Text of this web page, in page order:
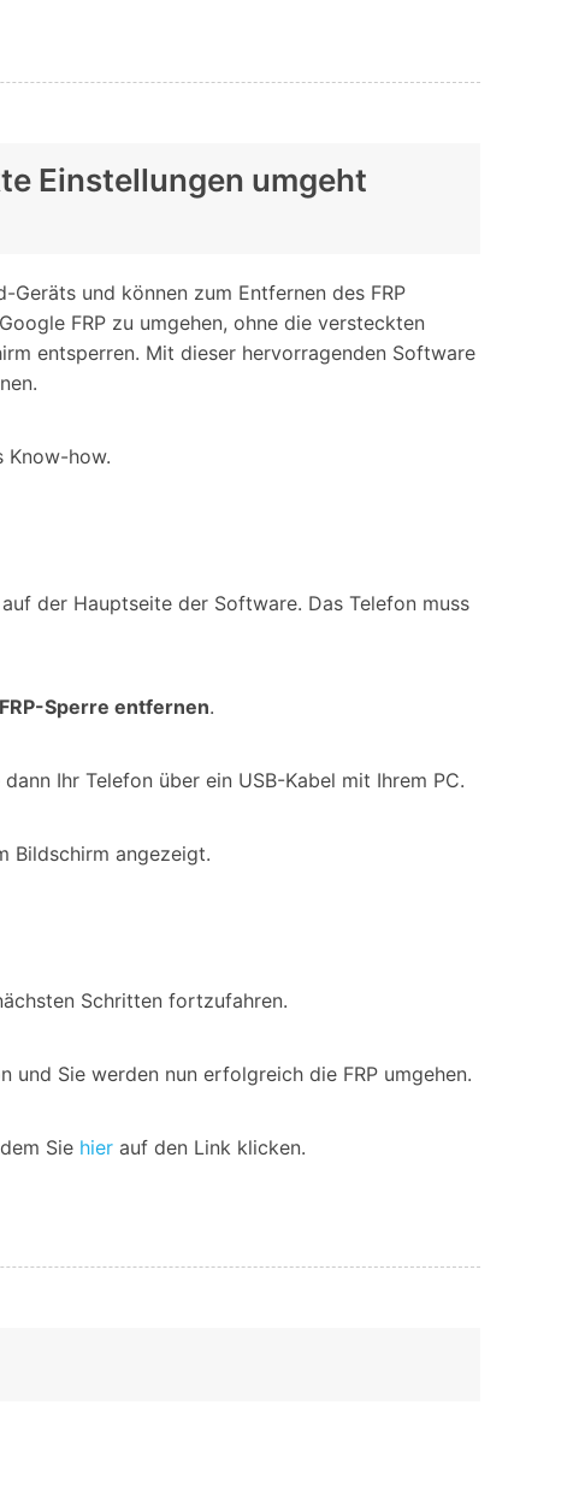
Einstellungen umgeht
und können zum Entfernen des FRP
FRP zu umgehen, ohne die versteckten
entsperren. Mit dieser hervorragenden Software
Know-how.
der Hauptseite der Software. Das Telefon muss
Sperre entfernen.
Ihr Telefon über ein USB-Kabel mit Ihrem PC.
Bildschirm angezeigt.
Schritten fortzufahren.
und Sie werden nun erfolgreich die FRP umgehen.
Sie hier auf den Link klicken.